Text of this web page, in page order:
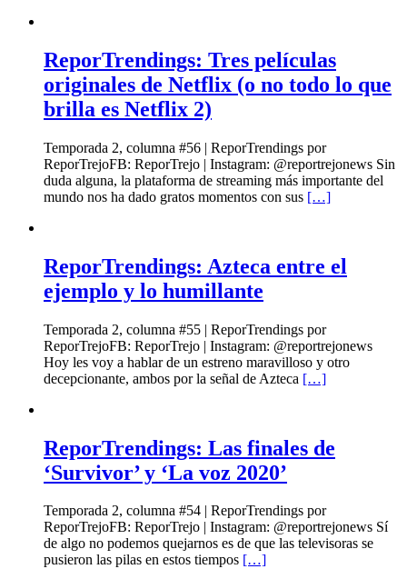
ReporTrendings: Tres películas
originales de Netflix (o no todo lo que
brilla es Netflix 2)
Temporada 2, columna #56 | ReporTrendings por
ReporTrejoFB: ReporTrejo | Instagram: @reportrejonews Sin
duda alguna, la plataforma de streaming más importante del
mundo nos ha dado gratos momentos con sus […]
ReporTrendings: Azteca entre el
ejemplo y lo humillante
Temporada 2, columna #55 | ReporTrendings por
ReporTrejoFB: ReporTrejo | Instagram: @reportrejonews
Hoy les voy a hablar de un estreno maravilloso y otro
decepcionante, ambos por la señal de Azteca […]
ReporTrendings: Las finales de
‘Survivor’ y ‘La voz 2020’
Temporada 2, columna #54 | ReporTrendings por
ReporTrejoFB: ReporTrejo | Instagram: @reportrejonews Sí
de algo no podemos quejarnos es de que las televisoras se
pusieron las pilas en estos tiempos […]